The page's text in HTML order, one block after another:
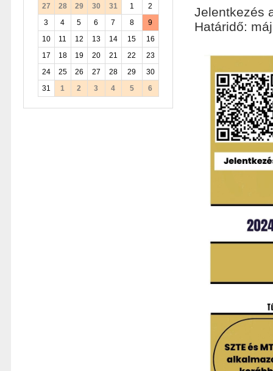
27
28 29 30 31 1
2
3
4 5 6 7 8
9
10
11 12 13 14 15
16
17
18 19 20 21 22
23
24
25 26 27 28 29
30
31
1 2 3 4 5 6
Jelentkezés
Határidő: